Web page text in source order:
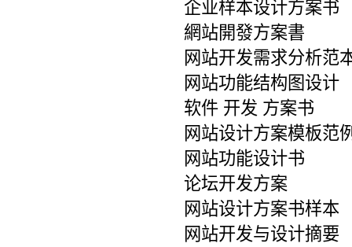
企业样本设计方案书
網站開發方案書
网站开发需求分析范
网站功能结构图设计
软件 开发 方案书
网站设计方案模板范
网站功能设计书
论坛开发方案
网站设计方案书样本
网站开发与设计摘要